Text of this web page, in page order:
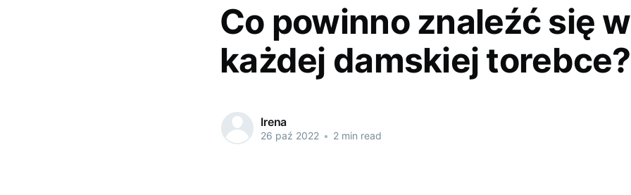
Co powinno znaleźć się w
każdej damskiej torebce?
Irena
26 paź 2022 • 2 min read